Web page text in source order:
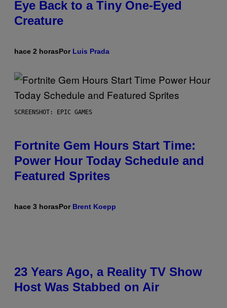
Eye Back to a Tiny One-Eyed
Creature
hace 2 horasPor Luis Prada
SCREENSHOT: EPIC GAMES
Fortnite Gem Hours Start Time:
Power Hour Today Schedule and
Featured Sprites
hace 3 horasPor Brent Koepp
23 Years Ago, a Reality TV Show
Host Was Stabbed on Air